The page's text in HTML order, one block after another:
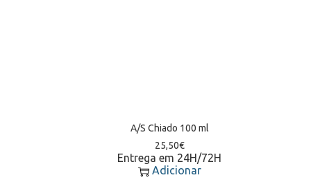
A/S Chiado 100 ml
25,50€
Entrega em 24H/72H
Adicionar